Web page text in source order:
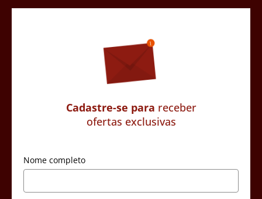
Cadastre-se para receber
ofertas exclusivas
Nome completo